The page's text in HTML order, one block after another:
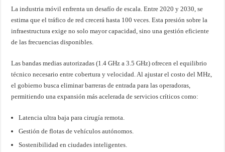
La industria móvil enfrenta un desafío de escala. Entre 2020 y 2030, se
estima que el tráfico de red crecerá hasta 100 veces. Esta presión sobre la
infraestructura exige no solo mayor capacidad, sino una gestión eficiente
de las frecuencias disponibles.
Las bandas medias autorizadas (1.4 GHz a 3.5 GHz) ofrecen el equilibrio
técnico necesario entre cobertura y velocidad. Al ajustar el costo del MHz,
el gobierno busca eliminar barreras de entrada para las operadoras,
permitiendo una expansión más acelerada de servicios críticos como:
Latencia ultra baja para cirugía remota.
Gestión de flotas de vehículos autónomos.
Sostenibilidad en ciudades inteligentes.